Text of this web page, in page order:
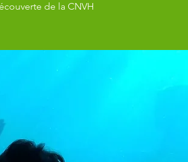
de la CNVH